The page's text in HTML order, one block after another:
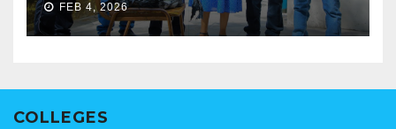
FEB 4, 2026
COLLEGES